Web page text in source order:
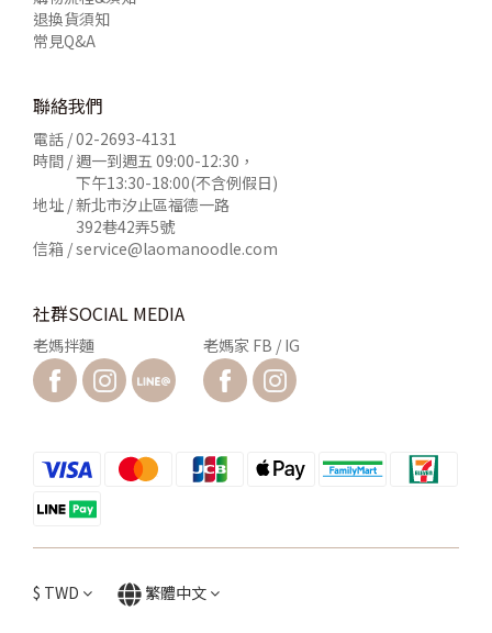
退換貨須知
常見Q&A
聯絡我們
電話 /02-2693-4131
時間 / 週一到週五 09:00-12:30，
下午13:30-18:00(不含例假日)
地址 / 新北市汐止區福德一路
392巷42弄5號
信箱 /service@laomanoodle.com
社群SOCIAL MEDIA
老媽拌麵 老媽家 FB / IG
$ TWD 繁體中文